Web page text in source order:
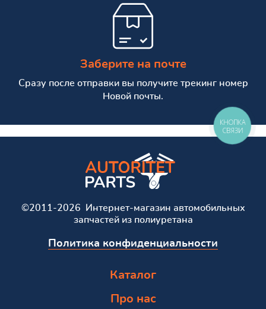
Заберите на почте
Сразу после отправки вы получите трекинг номер
Новой почты.
©2011-2026 Интернет-магазин автомобильных
запчастей из полиуретана
Политика конфиденциальности
Каталог
Про нас
КНОПКА
СВЯЗИ